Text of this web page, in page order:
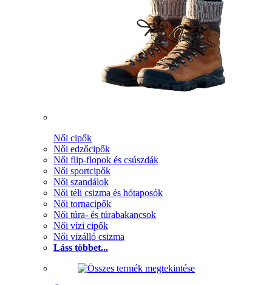
Női cipők
Női edzőcipők
Női flip-flopok és csúszdák
Női sportcipők
Női szandálok
Női téli csizma és hótaposók
Női tornacipők
Női túra- és túrabakancsok
Női vízi cipők
Női vizálló csizma
Láss többet...